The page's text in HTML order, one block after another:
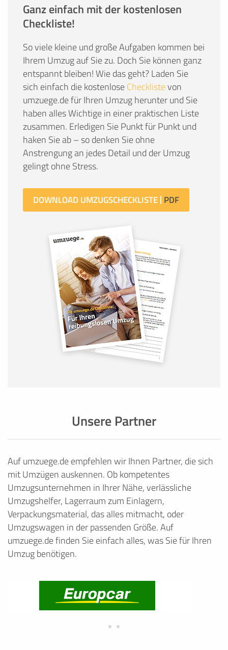
Ganz einfach mit der kostenlosen
Checkliste!
So viele kleine und große Aufgaben kommen bei
Ihrem Umzug auf Sie zu. Doch Sie können ganz
entspannt bleiben! Wie das geht? Laden Sie
sich einfach die kostenloseChecklistevon
umzuege.de für Ihren Umzug herunter und Sie
haben alles Wichtige in einer praktischen Liste
zusammen. Erledigen Sie Punkt für Punkt und
haken Sie ab – so denken Sie ohne
Anstrengung an jedes Detail und der Umzug
gelingt ohne Stress.
DOWNLOAD UMZUGSCHECKLISTE
Unsere Partner
Auf umzuege.de empfehlen wir Ihnen Partner, die sich
mit Umzügen auskennen. Ob kompetentes
Umzugsunternehmen in Ihrer Nähe, verlässliche
Umzugshelfer, Lagerraum zum Einlagern,
Verpackungsmaterial, das alles mitmacht, oder
Umzugswagen in der passenden Größe. Auf
umzuege.de finden Sie einfach alles, was Sie für Ihren
Umzug benötigen.